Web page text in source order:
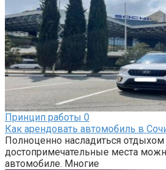
Принцип работы 0
Как арендовать автомобиль в
Полноценно насладиться
достопримечательные места
автомобиле. Многие